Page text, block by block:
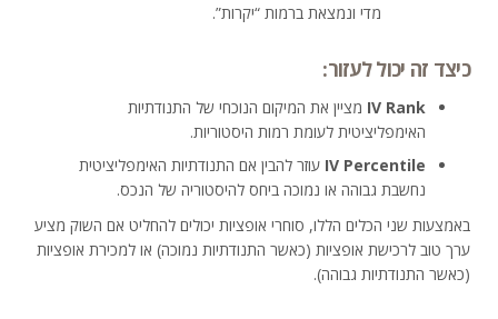
מדי ונמצאת ברמות “יקרות”.
כיצד זה יכול לעזור:
IV Rank מציין את המיקום הנוכחי של התנודתיות
האימפליציטית לעומת רמות היסטוריות.
IV Percentile עוזר להבין אם התנודתיות האימפליציטית
נחשבת גבוהה או נמוכה ביחס להיסטוריה של הנכס.
באמצעות שני הכלים הללו, סוחרי אופציות יכולים להחליט אם השוק מציע
ערך טוב לרכישת אופציות (כאשר התנודתיות נמוכה) או למכירת אופציות
(כאשר התנודתיות גבוהה).